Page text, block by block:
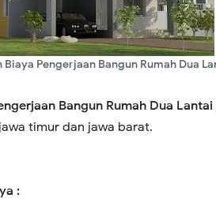
Pengerjaan Bangun Rumah Dua
Bangun Rumah Dua
timur dan jawa barat.
: